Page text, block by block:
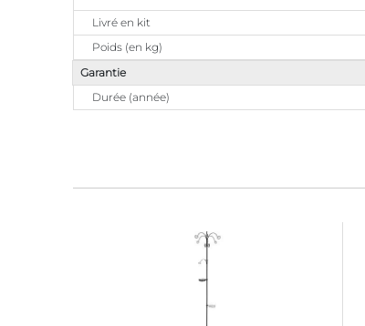
Livré en kit
Poids (en kg)
Garantie
Durée (année)